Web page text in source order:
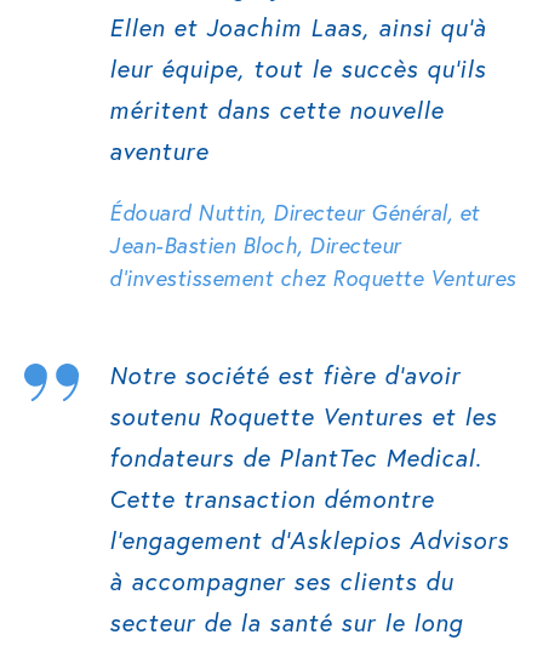
Ellen et Joachim Laas, ainsi qu’à
leur équipe, tout le succès qu’ils
méritent dans cette nouvelle
aventure
Édouard Nuttin, Directeur Général, et
Jean-Bastien Bloch, Directeur
d’investissement chez Roquette Ventures
Notre société est fière d’avoir
soutenu Roquette Ventures et les
fondateurs de PlantTec Medical.
Cette transaction démontre
l’engagement d’Asklepios Advisors
à accompagner ses clients du
secteur de la santé sur le long